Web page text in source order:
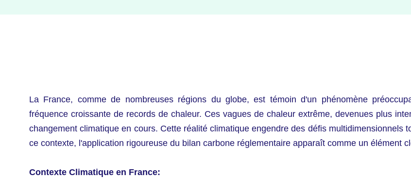
La France, comme de nombreuses régions du globe, est témoin d'un phénomène
fréquence croissante de records de chaleur. Ces vagues de chaleur extrême, devenues plus
changement climatique en cours. Cette réalité climatique engendre des défis multidimensionnels
ce contexte, l'application rigoureuse du bilan carbone réglementaire apparaît comme un élément
Contexte Climatique en France: